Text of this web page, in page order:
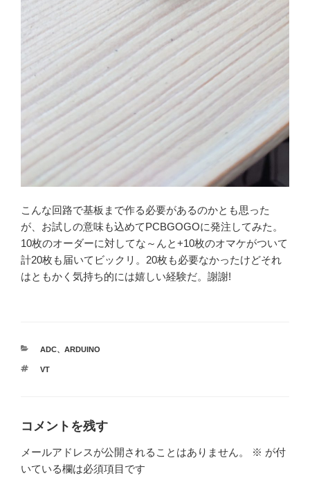
こんな回路で基板まで作る必要があるのかとも思った
が、お試しの意味も込めてPCBGOGOに発注してみた。
10枚のオーダーに対してな～んと+10枚のオマケがついて
計20枚も届いてビックリ。20枚も必要なかったけどそれ
はともかく気持ち的には嬉しい経験だ。謝謝!
カ
ゴ
ADC、 ARDUINO
タ
VT
コメントを残す
メールアドレスが公開されることはありません。 ※ が付
いている欄は必須項目です